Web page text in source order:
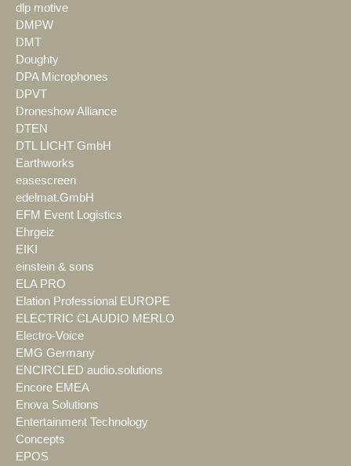
dlp motive
DMPW
DMT
Doughty
DPA Microphones
DPVT
Droneshow Alliance
DTEN
DTL LICHT GmbH
Earthworks
easescreen
edelmat.GmbH
EFM Event Logistics
Ehrgeiz
EIKI
einstein & sons
ELA PRO
Elation Professional EUROPE
ELECTRIC CLAUDIO MERLO
Electro-Voice
EMG Germany
ENCIRCLED audio.solutions
Encore EMEA
Enova Solutions
Entertainment Technology
Concepts
EPOS